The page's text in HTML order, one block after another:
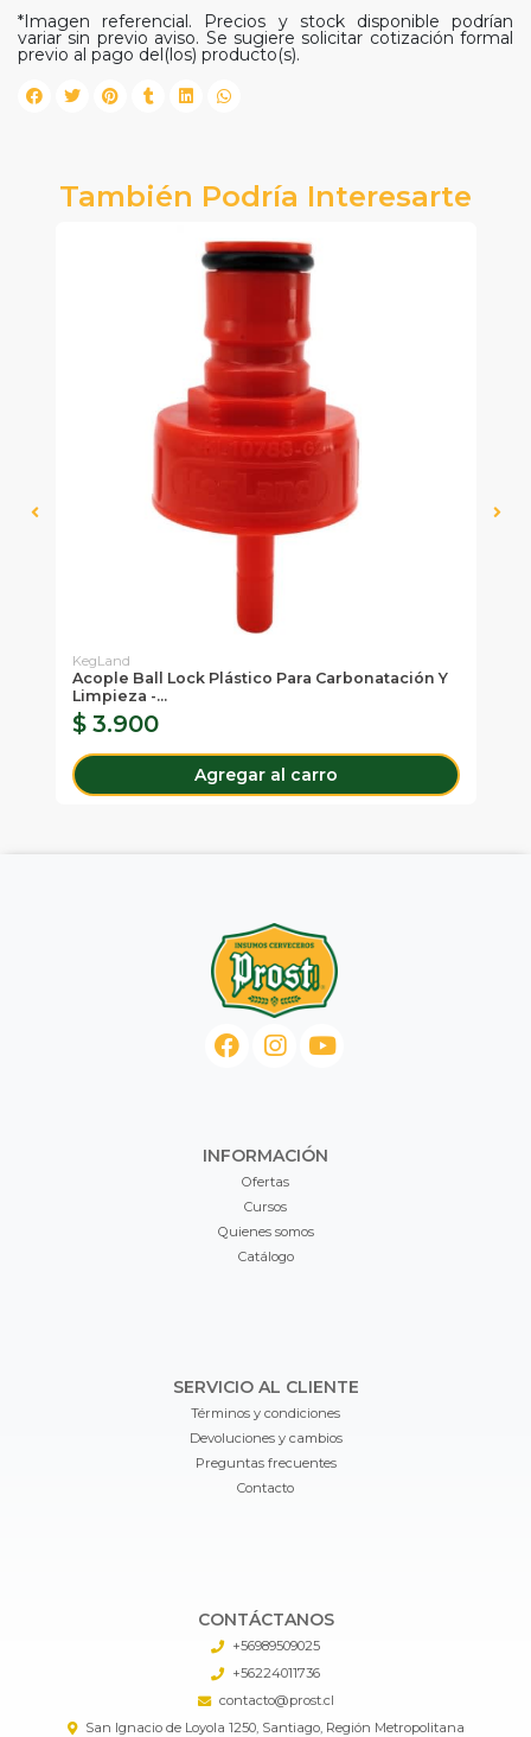
*Imagen referencial. Precios y stock disponible podrían
variar sin previo aviso. Se sugiere solicitar cotización formal
previo al pago del(los) producto(s).
También Podría Interesarte
KegLand
Acople Ball Lock Plástico Para Carbonatación Y
Limpieza -...
$ 3.900
Agregar al carro
INFORMACIÓN
Ofertas
Cursos
Quienes somos
Catálogo
SERVICIO AL CLIENTE
Términos y condiciones
Devoluciones y cambios
Preguntas frecuentes
Contacto
CONTÁCTANOS
+56989509025
+56224011736
contacto@prost.cl
San Ignacio de Loyola 1250, Santiago, Región Metropolitana